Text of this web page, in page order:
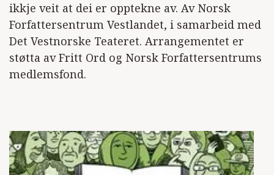
ikkje veit at dei er opptekne av. Av Norsk
Forfattersentrum Vestlandet, i samarbeid med
Det Vestnorske Teateret. Arrangementet er
støtta av Fritt Ord og Norsk Forfattersentrums
medlemsfond.